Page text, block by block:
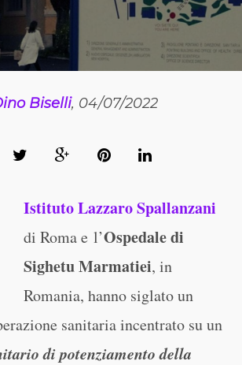
Biselli, 04/07/2022
Istituto Lazzaro Spallanzani
di Roma e l’Ospedale di
Sighetu Marmatiei, in
Romania, hanno siglato un
sanitaria incentrato su un
di potenziamento della